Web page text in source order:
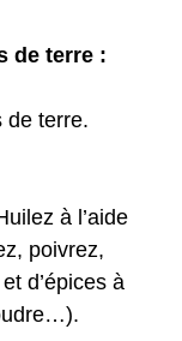
de terre :
de terre.
à l’aide
poivrez,
d’épices à